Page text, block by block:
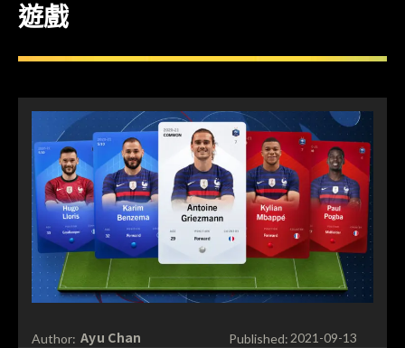
遊戲
Author: Ayu Chan Published:2021-09-13